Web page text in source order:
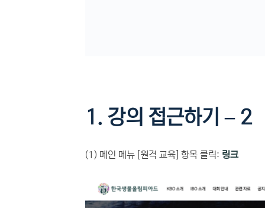
1. 강의 접근하기 – 2
(1) 메인 메뉴 [원격 교육] 항목 클릭: 링크